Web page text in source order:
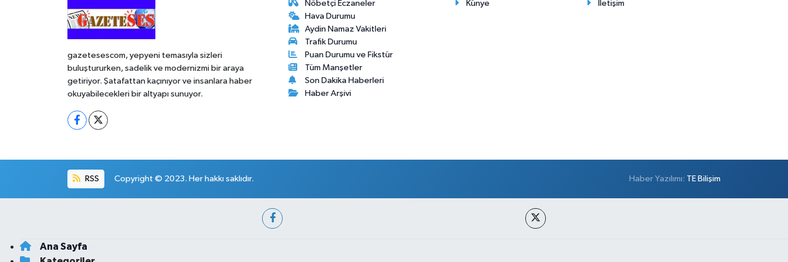
gazetesescom, yepyeni temasıyla sizleri
buluştururken, sadelik ve modernizmi bir araya
getiriyor. Şatafattan kaçınıyor ve insanlara haber
okuyabilecekleri bir altyapı sunuyor.
Nöbetçi Eczaneler
Hava Durumu
Aydin Namaz Vakitleri
Trafik Durumu
Puan Durumu ve Fikstür
Tüm Manşetler
Son Dakika Haberleri
Haber Arşivi
Künye İletişim
RSS Copyright © 2023. Her hakkı saklıdır. Haber Yazılımı: TE Bilişim
Ana Sayfa